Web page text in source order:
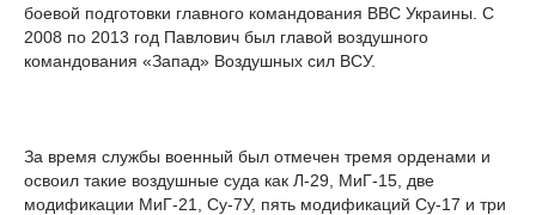
боевой подготовки главного командования ВВС Украины. С
2008 по 2013 год Павлович был главой воздушного
командования «Запад» Воздушных сил ВСУ.
За время службы военный был отмечен тремя орденами и
освоил такие воздушные суда как Л-29, МиГ-15, две
модификации МиГ-21, Су-7У, пять модификаций Су-17 и три